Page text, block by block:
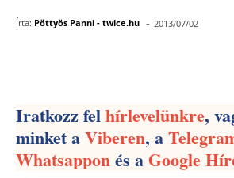
Írta: Pöttyös Panni - twice.hu - 2013/07/02
Iratkozz felhírlevelünkre,
minket aViberen, a
Whatsapponés aGoogle